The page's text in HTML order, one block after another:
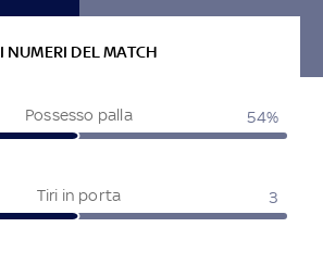
I NUMERI DEL MATCH
Possesso palla 54%
Tiri in porta 3